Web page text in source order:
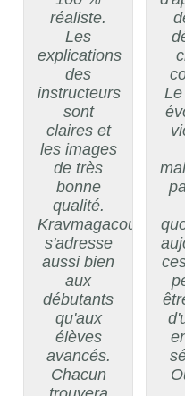
réaliste.
Les
explications
des
instructeurs
sont
claires et
les images
de très
bonne
qualité.
Kravmagacours
s'adresse
aussi bien
aux
débutants
qu'aux
élèves
avancés.
Chacun